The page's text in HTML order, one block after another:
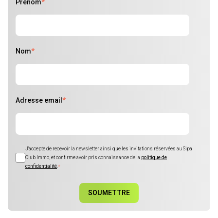
Prénom*
Nom*
Adresse email *
J'accepte de recevoir la newsletter ainsi que les invitations réservées au Sipa
Club Immo, et confirme avoir pris connaissance de la politique de
confidentialité*